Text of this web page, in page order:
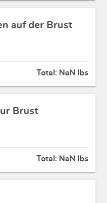
auf der Brust
Total: NaN lbs
Brust
Total: NaN lbs